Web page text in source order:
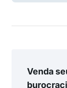
Venda